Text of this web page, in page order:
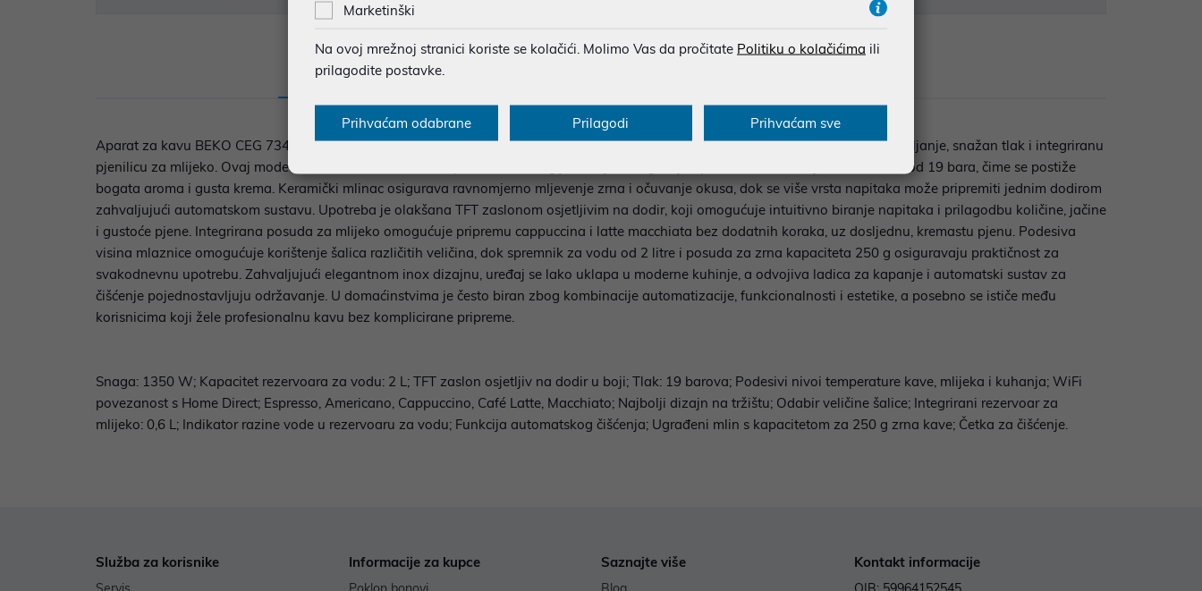
Opis Specifikacija
Aparat za kavu BEKO CEG 7348 X osmišljen je za automatsku pripremu espressa, cappuccina i latte napitaka uz jednostavno upravljanje, snažan tlak i integriranu
pjenilicu za mlijeko. Ovaj model posebno se ističe CaffeExperto® tehnologijom, koja omogućuje optimalnu ekstrakciju kave uz tlak od 19 bara, čime se postiže
bogata aroma i gusta krema. Keramički mlinac osigurava ravnomjerno mljevenje zrna i očuvanje okusa, dok se više vrsta napitaka može pripremiti jednim dodirom
zahvaljujući automatskom sustavu. Upotreba je olakšana TFT zaslonom osjetljivim na dodir, koji omogućuje intuitivno biranje napitaka i prilagodbu količine, jačine
i gustoće pjene. Integrirana posuda za mlijeko omogućuje pripremu cappuccina i latte macchiata bez dodatnih koraka, uz dosljednu, kremastu pjenu. Podesiva
visina mlaznice omogućuje korištenje šalica različitih veličina, dok spremnik za vodu od 2 litre i posuda za zrna kapaciteta 250 g osiguravaju praktičnost za
svakodnevnu upotrebu. Zahvaljujući elegantnom inox dizajnu, uređaj se lako uklapa u moderne kuhinje, a odvojiva ladica za kapanje i automatski sustav za
čišćenje pojednostavljuju održavanje. U domaćinstvima je često biran zbog kombinacije automatizacije, funkcionalnosti i estetike, a posebno se ističe među
korisnicima koji žele profesionalnu kavu bez komplicirane pripreme.
Snaga: 1350 W; Kapacitet rezervoara za vodu: 2 L; TFT zaslon osjetljiv na dodir u boji; Tlak: 19 barova; Podesivi nivoi temperature kave, mlijeka i kuhanja; WiFi
povezanost s Home Direct; Espresso, Americano, Cappuccino, Café Latte, Macchiato; Najbolji dizajn na tržištu; Odabir veličine šalice; Integrirani rezervoar za
mlijeko: 0,6 L; Indikator razine vode u rezervoaru za vodu; Funkcija automatskog čišćenja; Ugrađeni mlin s kapacitetom za 250 g zrna kave; Četka za čišćenje.
Služba za korisnike Informacije za kupce Saznajte više Kontakt informacije
Marketinški
Na ovoj mrežnoj stranici koriste se kolačići. Molimo Vas da pročitate Politiku o kolačićima ili
prilagodite postavke.
Prihvaćam odabrane Prilagodi Prihvaćam sve